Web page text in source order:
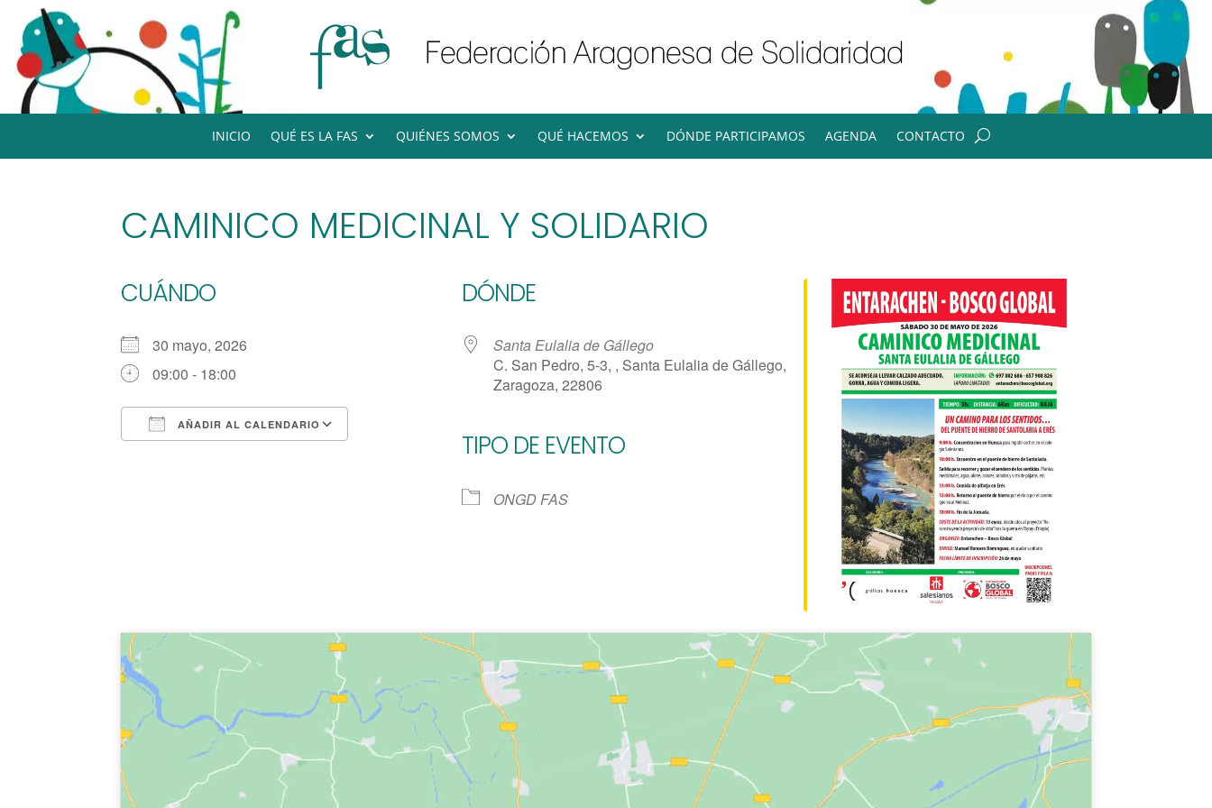
INICIO QUÉ ES LA FAS QUIÉNES SOMOS QUÉ HACEMOS DÓNDE PARTICIPAMOS AGENDA CONTACTO
CAMINICO MEDICINAL Y SOLIDARIO
CUÁNDO
30 mayo, 2026
09:00 - 18:00
AÑADIR AL CALENDARIO
Google Calendar iCalendar Office 365 Outlook Live
DÓNDE
Santa Eulalia de Gállego
C. San Pedro, 5-3, , Santa Eulalia de Gállego,
Zaragoza, 22806
TIPO DE EVENTO
ONGD FAS